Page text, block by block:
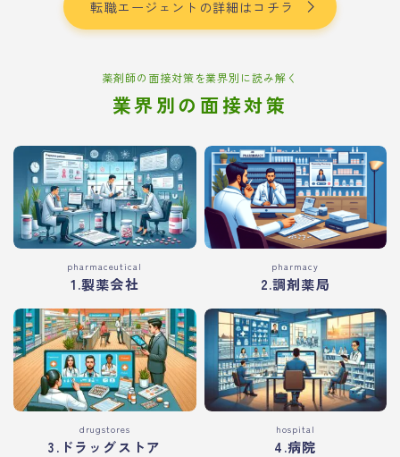
転職エージェントの詳細はコチラ
薬剤師の面接対策を業界別に読み解く
業界別の面接対策
pharmaceutical
1.製薬会社
pharmacy
2.調剤薬局
drugstores
3.ドラッグストア
hospital
4.病院